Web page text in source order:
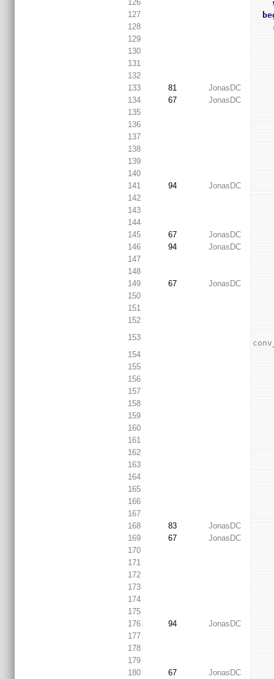
126
127
128
129
130
131
132
133
81
JonasDC
134
67
JonasDC
135
136
137
138
139
140
141
94
JonasDC
142
143
144
145
67
JonasDC
146
94
JonasDC
147
148
149
67
JonasDC
150
151
152
153
154
155
156
157
158
159
160
161
162
163
164
165
166
167
168
83
JonasDC
169
67
JonasDC
170
171
172
173
174
175
176
94
JonasDC
177
178
179
180
67
JonasDC